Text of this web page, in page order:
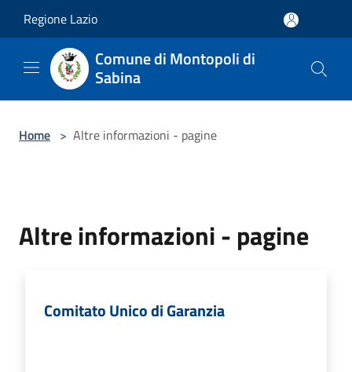
Regione Lazio
Comune di Montopoli di
Sabina
Home > Altre informazioni - pagine
Altre informazioni - pagine
Comitato Unico di Garanzia